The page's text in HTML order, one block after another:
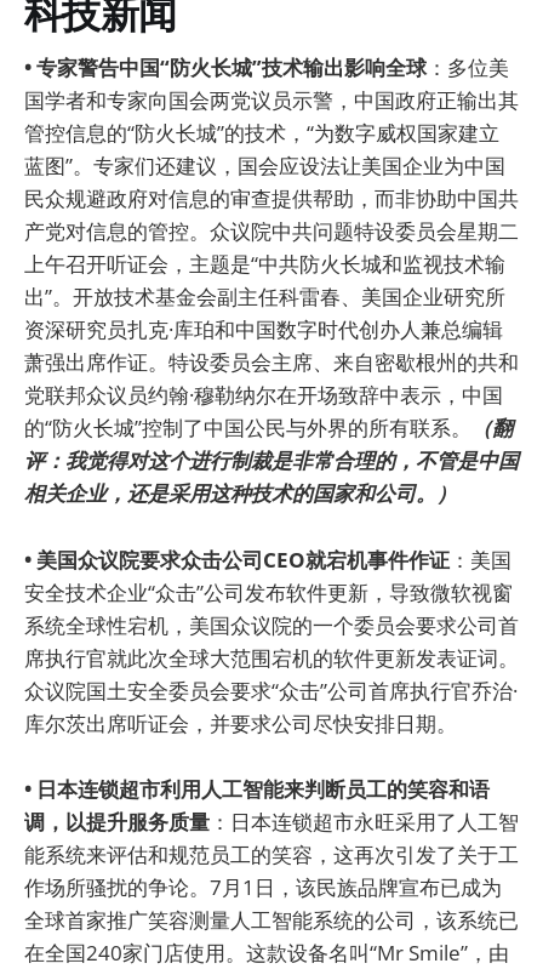
科技新闻
• 专家警告中国“防火长城”技术输出影响全球：多位美
国学者和专家向国会两党议员示警，中国政府正输出其
管控信息的“防火长城”的技术，“为数字威权国家建立
蓝图”。专家们还建议，国会应设法让美国企业为中国
民众规避政府对信息的审查提供帮助，而非协助中国共
产党对信息的管控。众议院中共问题特设委员会星期二
上午召开听证会，主题是“中共防火长城和监视技术输
出”。开放技术基金会副主任科雷春、美国企业研究所
资深研究员扎克·库珀和中国数字时代创办人兼总编辑
萧强出席作证。特设委员会主席、来自密歇根州的共和
党联邦众议员约翰·穆勒纳尔在开场致辞中表示，中国
的“防火长城”控制了中国公民与外界的所有联系。
（翻
评：我觉得对这个进行制裁是非常合理的，不管是中国
相关企业，还是采用这种技术的国家和公司。）
• 美国众议院要求众击公司CEO就宕机事件作证 ：美国
安全技术企业“众击”公司发布软件更新，导致微软视窗
系统全球性宕机，美国众议院的一个委员会要求公司首
席执行官就此次全球大范围宕机的软件更新发表证词。
众议院国土安全委员会要求“众击”公司首席执行官乔治·
库尔茨出席听证会，并要求公司尽快安排日期。
• 日本连锁超市利用人工智能来判断员工的笑容和语
调，以提升服务质量 ：日本连锁超市永旺采用了人工智
能系统来评估和规范员工的笑容，这再次引发了关于工
作场所骚扰的争论。7月1日，该民族品牌宣布已成为
全球首家推广笑容测量人工智能系统的公司，该系统已
在全国240家门店使用。这款设备名叫“Mr Smile”，由